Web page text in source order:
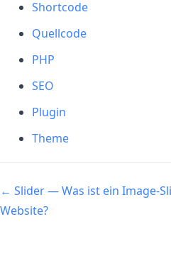
Shortcode
Quellcode
PHP
SEO
Plugin
Theme
Navigation
← Slider — Was ist ein Image-
Website?